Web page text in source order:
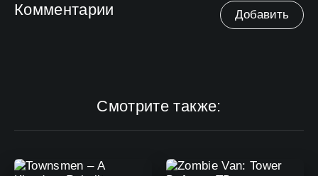
Комментарии Добавить
Смотрите также: